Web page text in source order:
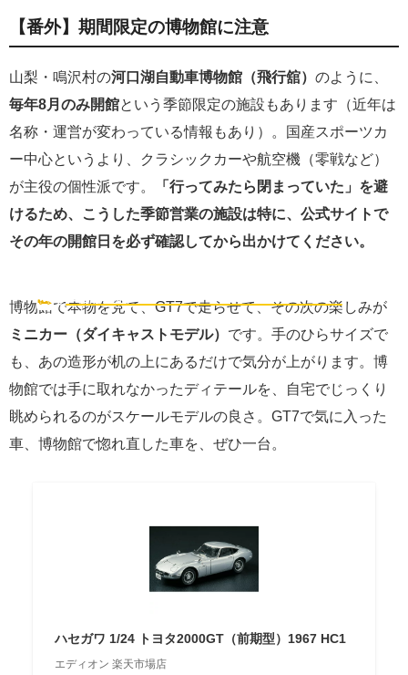
【番外】期間限定の博物館に注意
山梨・鳴沢村の河口湖自動車博物館（飛行舘） のように、
毎年8月のみ開館という季節限定の施設もあります（近年は
名称・運営が変わっている情報もあり）。国産スポーツカ
ー中心というより、クラシックカーや航空機（零戦など）
が主役の個性派です。
「行ってみたら閉まっていた」を避
けるため、こうした季節営業の施設は特に、公式サイトで
その年の開館日を必ず確認してから出かけてください。
🏎️見た後のお楽しみ
博物館で本物を見て、GT7で走らせて、その次の楽しみが
ミニカー（ダイキャストモデル） です。手のひらサイズで
も、あの造形が机の上にあるだけで気分が上がります。博
物館では手に取れなかったディテールを、自宅でじっくり
眺められるのがスケールモデルの良さ。GT7で気に入った
車、博物館で惚れ直した車を、ぜひ一台。
ハセガワ 1/24 トヨタ2000GT（前期型）1967 HC1
エディオン 楽天市場店